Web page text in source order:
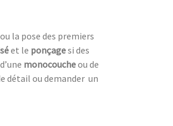
ou la pose des premiers
et le ponçagesi des
monocoucheou de
détail ou demander un